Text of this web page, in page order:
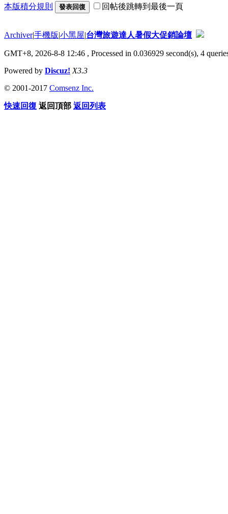
本版積分規則 發表回復 回帖後跳轉到最後一頁
Archiver|手機版|小黑屋|台灣旅遊達人暑假大促銷論壇
GMT+8, 2026-8-8 12:46 , Processed in 0.036929 second(s), 4
Powered by Discuz! X3.3
© 2001-2017 Comsenz Inc.
快速回復 返回頂部 返回列表